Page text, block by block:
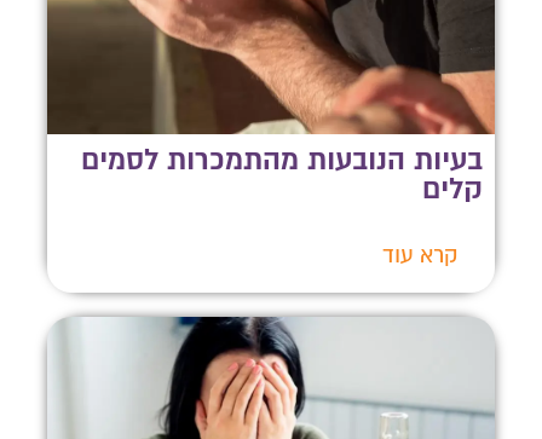
בעיות הנובעות מהתמכרות לסמים
קלים
קרא עוד